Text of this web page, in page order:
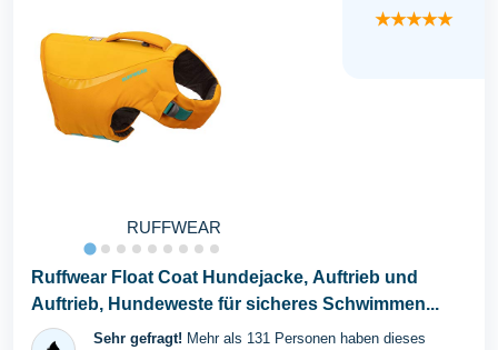
RUFFWEAR
★★★★★
Ruffwear Float Coat Hundejacke, Auftrieb und
Auftrieb, Hundeweste für sicheres Schwimmen...
Sehr gefragt! Mehr als 131 Personen haben dieses